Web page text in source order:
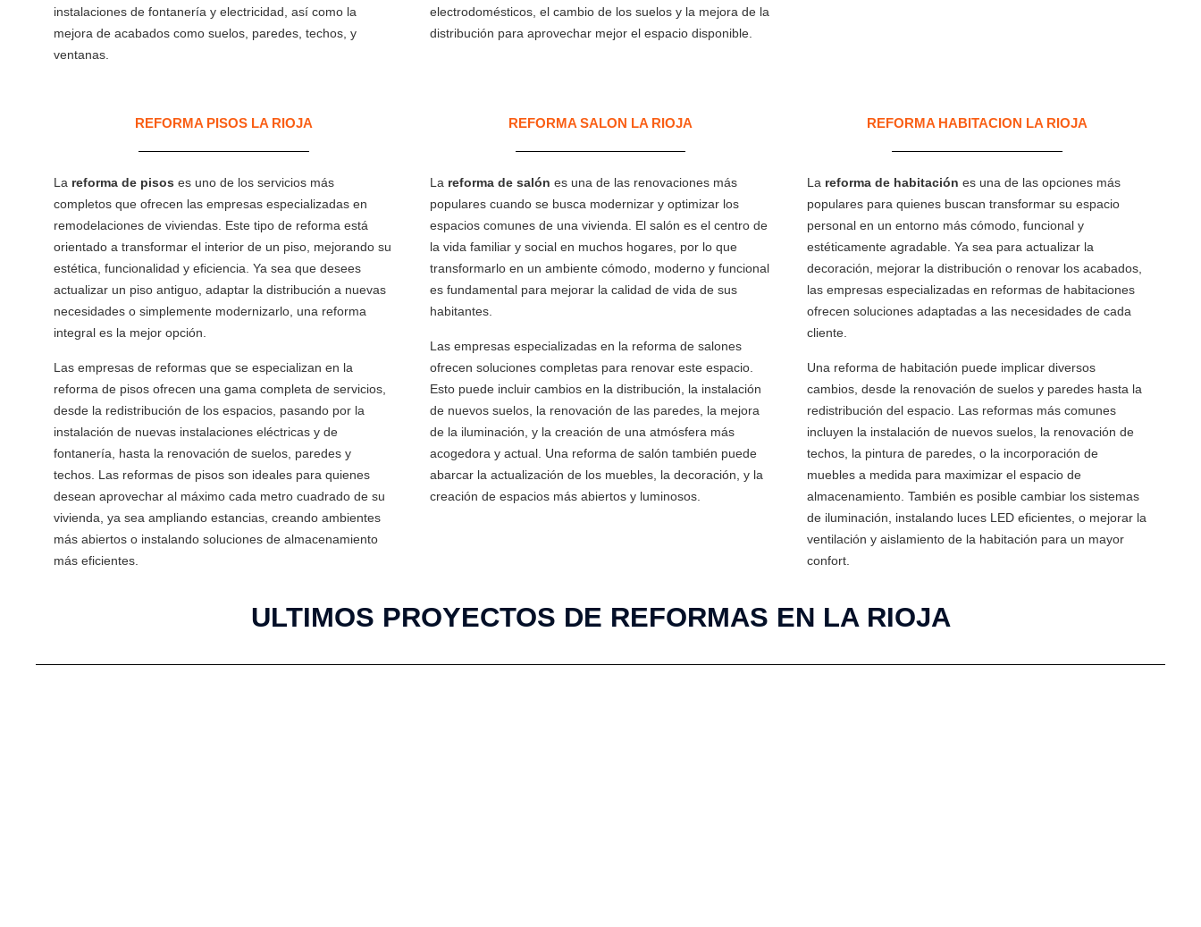
instalaciones de fontanería y electricidad, así como la
mejora de acabados como suelos, paredes, techos, y
ventanas.
electrodomésticos, el cambio de los suelos y la mejora de la
distribución para aprovechar mejor el espacio disponible.
REFORMA PISOS LA RIOJA
La reforma de pisos es uno de los servicios más
completos que ofrecen las empresas especializadas en
remodelaciones de viviendas. Este tipo de reforma está
orientado a transformar el interior de un piso, mejorando su
estética, funcionalidad y eficiencia. Ya sea que desees
actualizar un piso antiguo, adaptar la distribución a nuevas
necesidades o simplemente modernizarlo, una reforma
integral es la mejor opción.
Las empresas de reformas que se especializan en la
reforma de pisos ofrecen una gama completa de servicios,
desde la redistribución de los espacios, pasando por la
instalación de nuevas instalaciones eléctricas y de
fontanería, hasta la renovación de suelos, paredes y
techos. Las reformas de pisos son ideales para quienes
desean aprovechar al máximo cada metro cuadrado de su
vivienda, ya sea ampliando estancias, creando ambientes
más abiertos o instalando soluciones de almacenamiento
más eficientes.
REFORMA SALON LA RIOJA
La reforma de salón es una de las renovaciones más
populares cuando se busca modernizar y optimizar los
espacios comunes de una vivienda. El salón es el centro de
la vida familiar y social en muchos hogares, por lo que
transformarlo en un ambiente cómodo, moderno y funcional
es fundamental para mejorar la calidad de vida de sus
habitantes.
Las empresas especializadas en la reforma de salones
ofrecen soluciones completas para renovar este espacio.
Esto puede incluir cambios en la distribución, la instalación
de nuevos suelos, la renovación de las paredes, la mejora
de la iluminación, y la creación de una atmósfera más
acogedora y actual. Una reforma de salón también puede
abarcar la actualización de los muebles, la decoración, y la
creación de espacios más abiertos y luminosos.
REFORMA HABITACION LA RIOJA
La reforma de habitación es una de las opciones más
populares para quienes buscan transformar su espacio
personal en un entorno más cómodo, funcional y
estéticamente agradable. Ya sea para actualizar la
decoración, mejorar la distribución o renovar los acabados,
las empresas especializadas en reformas de habitaciones
ofrecen soluciones adaptadas a las necesidades de cada
cliente.
Una reforma de habitación puede implicar diversos
cambios, desde la renovación de suelos y paredes hasta la
redistribución del espacio. Las reformas más comunes
incluyen la instalación de nuevos suelos, la renovación de
techos, la pintura de paredes, o la incorporación de
muebles a medida para maximizar el espacio de
almacenamiento. También es posible cambiar los sistemas
de iluminación, instalando luces LED eficientes, o mejorar la
ventilación y aislamiento de la habitación para un mayor
confort.
ULTIMOS PROYECTOS DE REFORMAS EN LA RIOJA